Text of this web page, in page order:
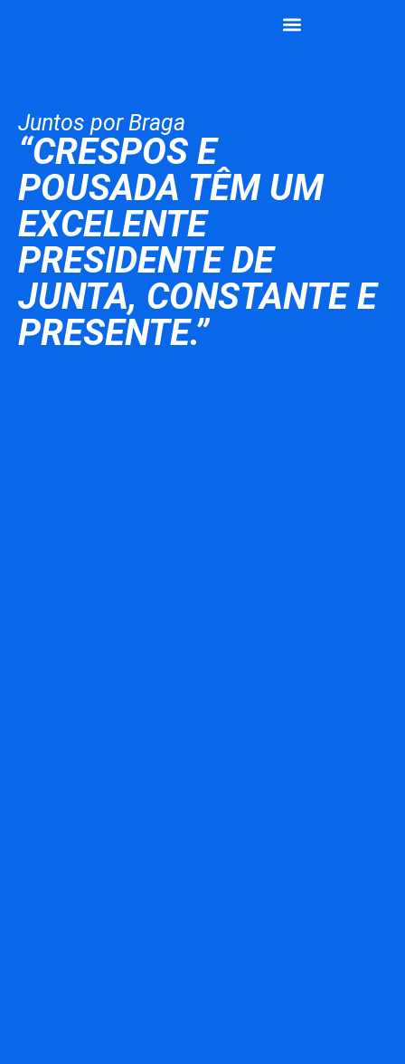
Juntos por Braga
“CRESPOS E
POUSADA TÊM UM
EXCELENTE
PRESIDENTE DE
JUNTA, CONSTANTE E
PRESENTE.”